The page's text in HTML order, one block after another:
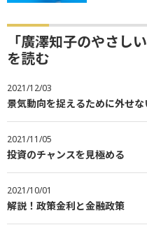
「廣澤知子のやさし
を読む
2021/12/03
景気動向を捉えるために外せな
2021/11/05
投資のチャンスを見極める
2021/10/01
解説！政策金利と金融政策